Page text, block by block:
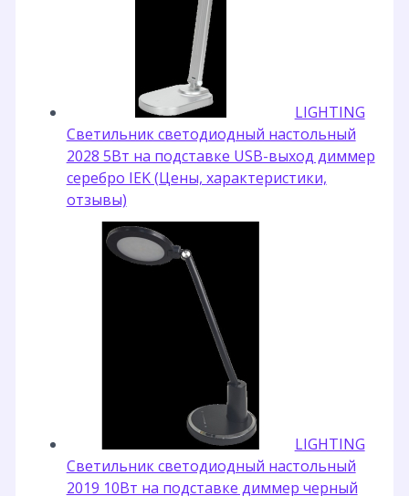
LIGHTING
Светильник светодиодный настольный
2028 5Вт на подставке USB-выход диммер
серебро IEK (Цены, характеристики,
отзывы)
LIGHTING
Светильник светодиодный настольный
2019 10Вт на подставке диммер черный